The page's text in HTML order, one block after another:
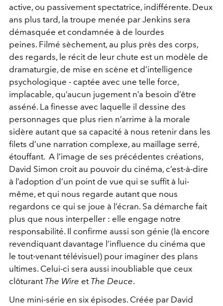
active, ou passivement spectatrice, indifférente. Deux
ans plus tard, la troupe menée par Jenkins sera
démasquée et condamnée à de lourdes
peines. Filmé sèchement, au plus près des corps,
des regards, le récit de leur chute est un modèle de
dramaturgie, de mise en scène et d’intelligence
psychologique - captée avec une telle force,
implacable, qu’aucun jugement n’a besoin d’être
asséné. La finesse avec laquelle il dessine des
personnages que plus rien n’arrime à la morale
sidère autant que sa capacité à nous retenir dans les
filets d’une narration complexe, au maillage serré,
étouffant. A l’image de ses précédentes créations,
David Simon croit au pouvoir du cinéma, c’est-à-dire
à l’adoption d’un point de vue qui se suffit à lui-
même, et qui nous regarde autant que nous
regardons ce qui se joue à l’écran. Sa démarche fait
plus que nous interpeller : elle engage notre
responsabilité. Il confirme aussi son génie (là encore
revendiquant davantage l’influence du cinéma que
le tout-venant télévisuel) pour imaginer des plans
ultimes. Celui-ci sera aussi inoubliable que ceux
clôturant The Wire et The Deuce.
Une mini-série en six épisodes. Créée par David